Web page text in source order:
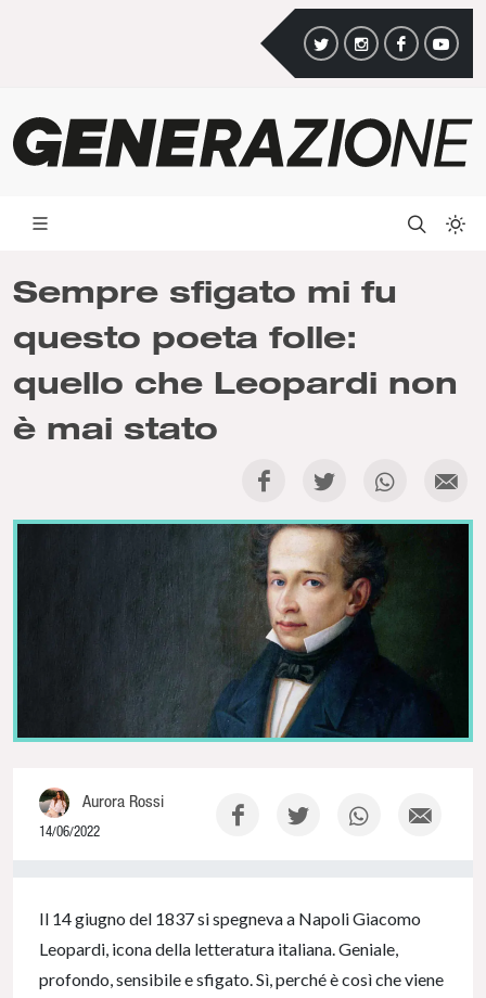
Sempre sfigato mi fu
questo poeta folle:
quello che Leopardi non
è mai stato
Aurora Rossi
14/06/2022
Il 14 giugno del 1837 si spegneva a Napoli Giacomo
Leopardi, icona della letteratura italiana. Geniale,
profondo, sensibile e sfigato. Sì, perché è così che viene